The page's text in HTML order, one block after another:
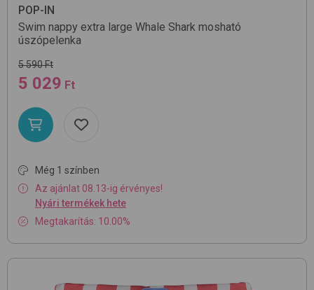
POP-IN
Swim nappy extra large Whale Shark mosható
úszópelenka
5 590 Ft
5 029 Ft
Még 1 színben
Az ajánlat 08.13-ig érvényes!
Nyári termékek hete
Megtakarítás: 10.00%